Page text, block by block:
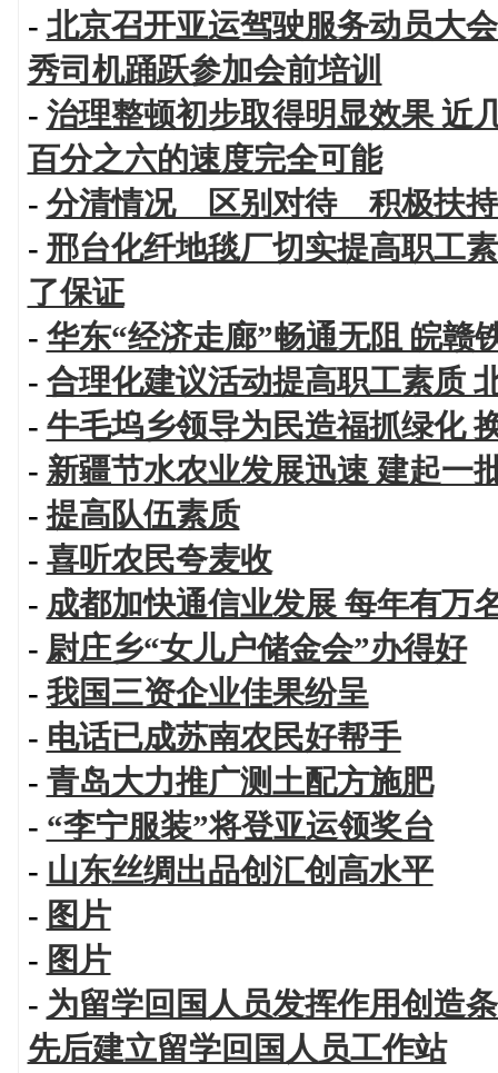
- 北京召开亚运驾驶服务动员大
秀司机踊跃参加会前培训
- 治理整顿初步取得明显效果 近
百分之六的速度完全可能
- 分清情况 区别对待 积极扶持
- 邢台化纤地毯厂切实提高职工
了保证
- 华东“经济走廊”畅通无阻 皖赣
- 合理化建议活动提高职工素质
- 牛毛坞乡领导为民造福抓绿化
- 新疆节水农业发展迅速 建起一
-提高队伍素质
- 喜听农民夸麦收
- 成都加快通信业发展 每年有万
- 尉庄乡“女儿户储金会”办得好
- 我国三资企业佳果纷呈
- 电话已成苏南农民好帮手
- 青岛大力推广测土配方施肥
- “李宁服装”将登亚运领奖台
- 山东丝绸出品创汇创高水平
- 图片
- 图片
- 为留学回国人员发挥作用创造
先后建立留学回国人员工作站